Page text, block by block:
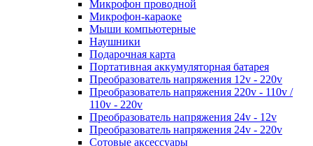
Микрофон проводной
Микрофон-караоке
Мыши компьютерные
Наушники
Подарочная карта
Портативная аккумуляторная батарея
Преобразователь напряжения 12v - 220v
Преобразователь напряжения 220v - 110v /
110v - 220v
Преобразователь напряжения 24v - 12v
Преобразователь напряжения 24v - 220v
Сотовые аксессуары